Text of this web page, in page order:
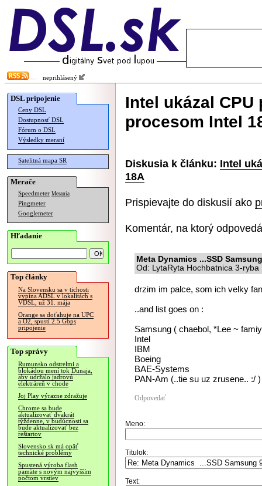
neprihlásený
DSL pripojenie
Ceny DSL
Dostupnosť DSL
Fórum o DSL
Výsledky meraní
Satelitná mapa SR
Merače
Speedmeter Merania
Pingmeter
Googlemeter
Hľadanie
Top články
Na Slovensku sa v tichosti
vypína ADSL v lokalitách s
VDSL, už 31. mája
Orange sa doťahuje na UPC
a O2, spustí 2.5 Gbps
pripojenie
Top správy
Rumunsko odstrelmi a
blokádou mení tok Dunaja,
aby udržalo jadrovú
elektráreň v chode
Joj Play výrazne zdražuje
Chrome sa bude
aktualizovať dvakrát
týždenne, v budúcnosti sa
bude aktualizovať bez
reštartov
Slovensko.sk má opäť
technické problémy
Spustená výroba flash
pamäte s novým najvyšším
počtom vrstiev
Intel ukázal CPU
procesom Intel
Diskusia k článku: Intel
18A
Prispievajte do diskusií ako
Komentár, na ktorý
Meta Dynamics ...SSD
Od: LytaRyta Hochbatnica 3-
drzim im palce, som ich velky
..and list goes on :
Samsung ( chaebol, *Lee ~
Intel
IBM
Boeing
BAE-Systems
PAN-Am (..tie su uz zrusene.. :/ )
Odpovedať
Meno:
Titulok:
Text: